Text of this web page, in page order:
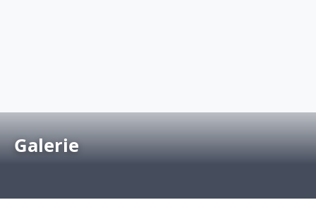
Galerie